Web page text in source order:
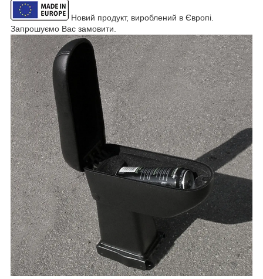
Новий продукт, вироблений в Європі.
Запрошуємо Вас замовити.